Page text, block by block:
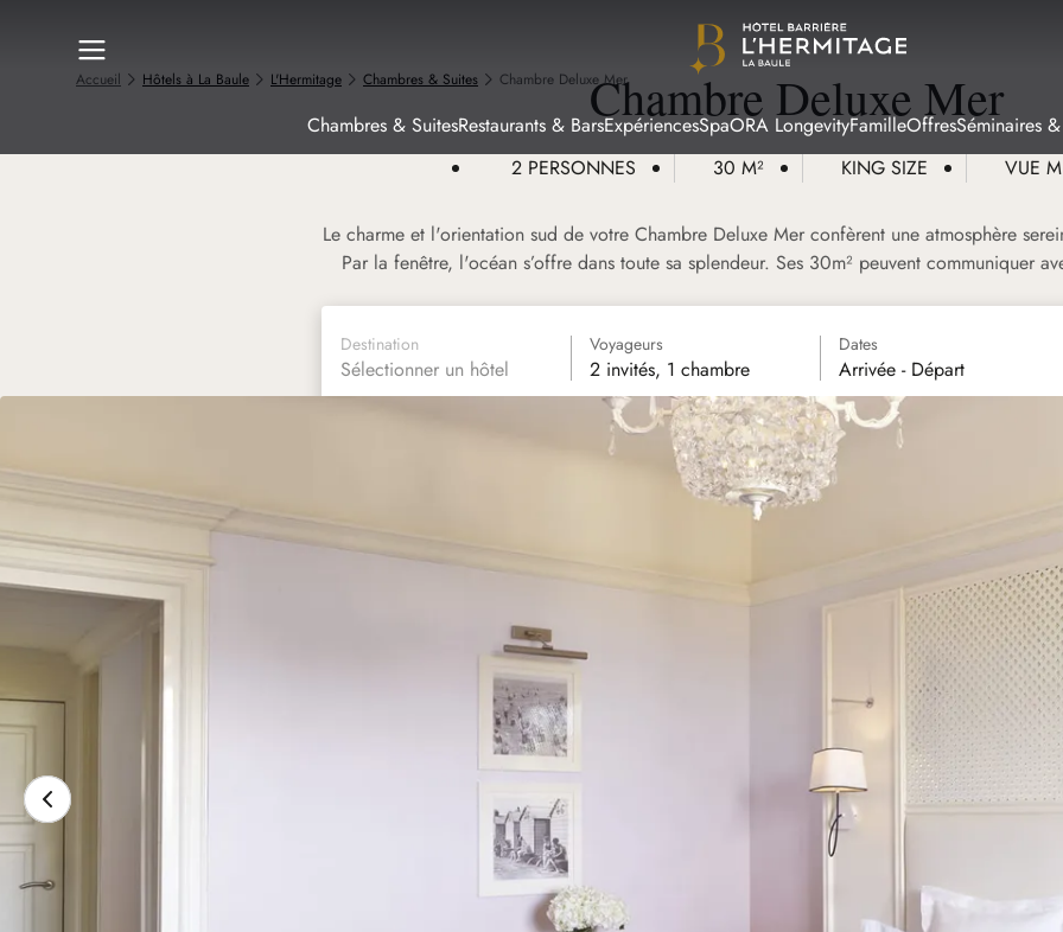
Chambres & SuitesRestaurants & BarsExpériencesSpaORA LongevityFamilleOffresSéminaires
Accueil Hôtels à La Baule L'Hermitage Chambres & Suites Chambre Deluxe MerChambre Deluxe Mer
2 PERSONNES 30 M² KING SIZE VUE
Le charme et l'orientation sud de votre Chambre Deluxe Mer confèrent une atmosphère
Par la fenêtre, l'océan s’offre dans toute sa splendeur. Ses 30m² peuvent communiquer
Destination
Sélectionner un hôtel
Voyageurs
2 invités, 1 chambre
Dates
Arrivée - Départ